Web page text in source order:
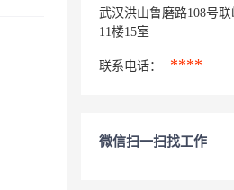
武汉洪山鲁磨路108号
11楼15室
联系电话： ****
微信扫一扫找工作